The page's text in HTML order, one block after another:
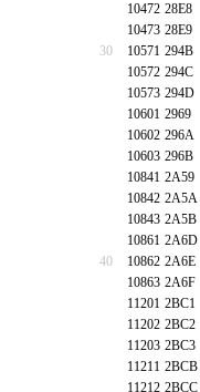
10472 28E8
10473 28E9
30
10571 294B
10572 294C
10573 294D
10601 2969
10602 296A
10603 296B
10841 2A59
10842 2A5A
10843 2A5B
10861 2A6D
40
10862 2A6E
10863 2A6F
11201 2BC1
11202 2BC2
11203 2BC3
11211 2BCB
11212 2BCC